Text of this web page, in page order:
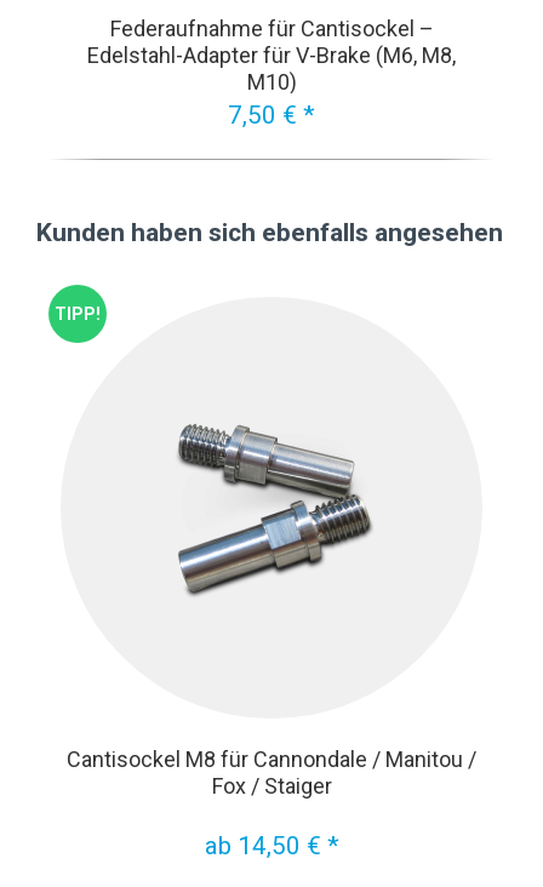
Federaufnahme für Cantisockel –
Edelstahl-Adapter für V-Brake (M6, M8,
M10)
7,50 € *
Kunden haben sich ebenfalls angesehen
TIPP!
Cantisockel M8 für Cannondale / Manitou /
Fox / Staiger
ab 14,50 € *